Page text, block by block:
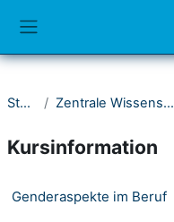
Startseite Zentrale Wissenschaftliche Einrichtungen
Kursinformation
Genderaspekte im Beruf